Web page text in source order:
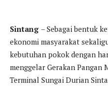
Sintang – Sebagai bentuk
ekonomi masyarakat
kebutuhan pokok dengan
menggelar Gerakan Pangan
Terminal Sungai Durian